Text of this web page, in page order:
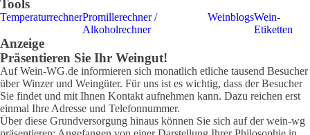
Tools
TemperaturrechnerPromillerechner /
Alkoholrechner
WeinblogsWein-
Etiketten
Anzeige
Präsentieren Sie Ihr Weingut!
Auf Wein-WG.de informieren sich monatlich etliche tausend Besucher
über Winzer und Weingüter. Für uns ist es wichtig, dass der Besucher
Sie findet und mit Ihnen Kontakt aufnehmen kann. Dazu reichen erst
einmal Ihre Adresse und Telefonnummer.
Über diese Grundversorgung hinaus können Sie sich auf der wein-wg